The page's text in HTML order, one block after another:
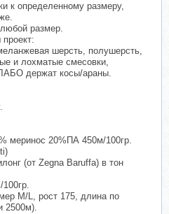
к определенному размеру,
размер.
шерсть, полушерсть,
и лохматые смесовки,
держат косы/араны.
меринос 20%ПА 450м/100гр.
(от Zegna Baruffa) в тон
M/L, рост 175, длина по
2500м).